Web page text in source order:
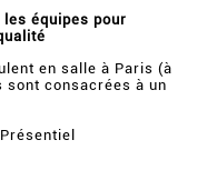
équipes pour
en salle à Paris (à
consacrées à un
Présentiel